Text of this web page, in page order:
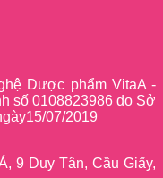
Dược phẩm VitaA -
số 0108823986 do Sở
07/2019
9 Duy Tân, Cầu Giấy,